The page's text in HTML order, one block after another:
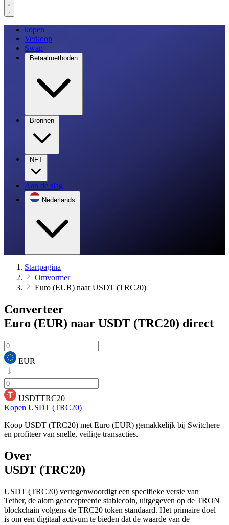
kopen
Verkoop
Swap
Betaalmethoden
Bronnen
NFT
Aan de slag
Nederlands
Startpagina
Omvormer
Euro (EUR) naar USDT (TRC20)
Converteer
Euro (EUR) naar USDT (TRC20) direct
EUR
USDTTRC20
Kopen USDT (TRC20)
Koop USDT (TRC20) met Euro (EUR) gemakkelijk bij Switchere
en profiteer van snelle, veilige transacties.
Over
USDT (TRC20)
USDT (TRC20) vertegenwoordigt een specifieke versie van
Tether, de alom geaccepteerde stablecoin, uitgegeven op de TRON
blockchain volgens de TRC20 token standaard. Het primaire doel
is om een digitaal activum te bieden dat de waarde van de